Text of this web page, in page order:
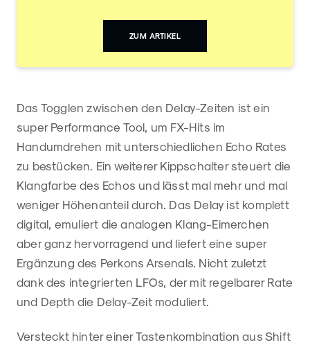
Nutzergruppen die Geräte gedacht sind.
ZUM ARTIKEL
Das Togglen zwischen den Delay-Zeiten ist ein
super Performance Tool, um FX-Hits im
Handumdrehen mit unterschiedlichen Echo Rates
zu bestücken. Ein weiterer Kippschalter steuert die
Klangfarbe des Echos und lässt mal mehr und mal
weniger Höhenanteil durch. Das Delay ist komplett
digital, emuliert die analogen Klang-Eimerchen
aber ganz hervorragend und liefert eine super
Ergänzung des Perkons Arsenals. Nicht zuletzt
dank des integrierten LFOs, der mit regelbarer Rate
und Depth die Delay-Zeit moduliert.
Versteckt hinter einer Tastenkombination aus Shift